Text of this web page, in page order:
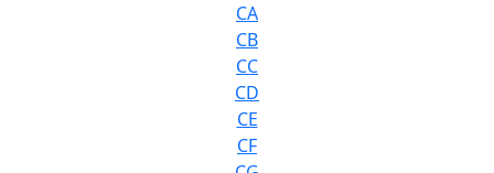
CA
CB
CC
CD
CE
CF